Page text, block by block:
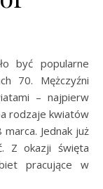
być popularne
70. Mężczyźni
– najpierw
rodzaje kwiatów
Jednak już
Z okazji święta
pracujące w